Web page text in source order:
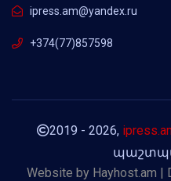
ipress.am@yandex.ru
+374(77)857598
2019 - 2026,
Website by Hayhost.am |